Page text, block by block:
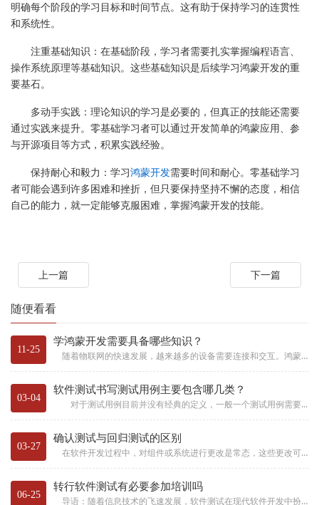
明确每个阶段的学习目标和时间节点。这有助于保持学习的连贯性
和系统性。
注重基础知识：在基础阶段，学习者需要扎实掌握编程语言、
操作系统原理等基础知识。这些基础知识是后续学习鸿蒙开发的重
要基石。
多动手实践：理论知识的学习是必要的，但真正的技能还需要
通过实践来提升。零基础学习者可以通过开发简单的鸿蒙应用、参
与开源项目等方式，积累实践经验。
保持耐心和毅力：学习 鸿蒙开发需要时间和耐心。零基础学习
者可能会遇到许多困难和挫折，但只要保持坚持不懈的态度，相信
自己的能力，就一定能够克服困难，掌握鸿蒙开发的技能。
上一篇 下一篇
随便看看
11-25
学鸿蒙开发需要具备哪些知识？
随着物联网的快速发展，越来越多的设备需要连接和交互。鸿蒙系统的分布式架构使其在物联网领域具有天然的优势，能够实现不同设...
03-04
软件测试书写测试用例主要包含哪几类？
对于测试用例目前并没有经典的定义，一般一个测试用例需要...
03-27
确认测试与回归测试的区别
在软件开发过程中，对组件或系统进行更改是常态，这些更改可能旨在增强功能或修复缺陷。为了确保这些更改的质量和稳定性，测试...
06-25
转行软件测试有必要参加培训吗
导语：随着信息技术的飞速发展，软件测试在现代软件开发中扮演着至关重要的角色。然而，许多人对软件测试培训的必要性存在疑问...